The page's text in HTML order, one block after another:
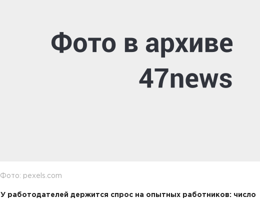
Фото: pexels.com
У работодателей держится спрос на опытных работников: число